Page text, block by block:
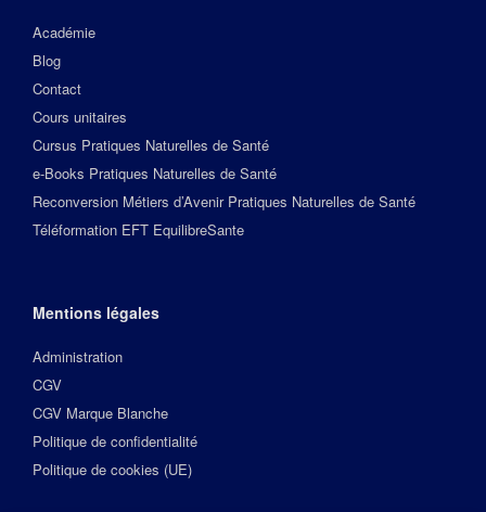
Académie
Blog
Contact
Cours unitaires
Cursus Pratiques Naturelles de Santé
e-Books Pratiques Naturelles de Santé
Reconversion Métiers d’Avenir Pratiques Naturelles de Santé
Téléformation EFT EquilibreSante
Mentions légales
Administration
CGV
CGV Marque Blanche
Politique de confidentialité
Politique de cookies (UE)